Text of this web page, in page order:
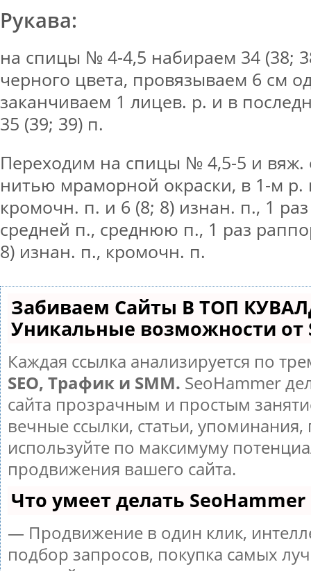
Рукава:
на спицы № 4-4,5 набираем 34 (38;
черного цвета, провязываем 6 см
заканчиваем 1 лицев. р. и в
35 (39; 39) п.
Переходим на спицы № 4,5-5 и
нитью мраморной окраски, в 1-м р.
кромочн. п. и 6 (8; 8) изнан. п., 1
средней п., среднюю п., 1 раз
8) изнан. п., кромочн. п.
Забиваем Сайты В ТОП
Уникальные возможности от
Каждая ссылка анализируется по
SEO, Трафик и SMM. SeoHammer
сайта прозрачным и простым
вечные ссылки, статьи, упоминания,
используйте по максимуму
продвижения вашего сайта.
Что умеет делать SeoHammer
— Продвижение в один клик,
подбор запросов, покупка самых